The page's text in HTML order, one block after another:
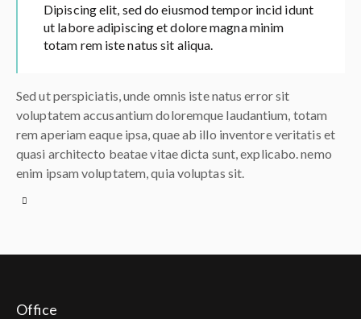
Dipiscing elit, sed do eiusmod tempor incid idunt
ut labore adipiscing et dolore magna minim
totam rem iste natus sit aliqua.
Sed ut perspiciatis, unde omnis iste natus error sit
voluptatem accusantium doloremque laudantium, totam
rem aperiam eaque ipsa, quae ab illo inventore veritatis et
quasi architecto beatae vitae dicta sunt, explicabo. nemo
enim ipsam voluptatem, quia voluptas sit.
Office